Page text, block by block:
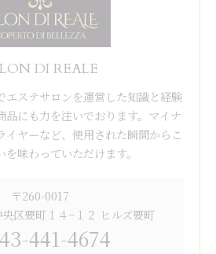
DI REALE
エステサロンを運営した知識と経験
品にも力を注いでおります。マイナ
イヤーなど、使用された瞬間からこ
味わっていただけます。
〒260-0017
区要町１４−１２ ヒルズ要町
441-4674